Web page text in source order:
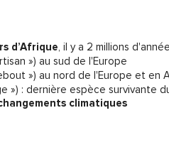
d’Afrique, il y a 2 millions
») au sud de l'Europe
») au nord de l'Europe et en
») : dernière espèce survivante
climatiques